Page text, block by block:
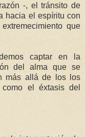
-, el tránsito de
hacia el espíritu con
que
captar en la
del alma que se
más allá de los los
el éxtasis del